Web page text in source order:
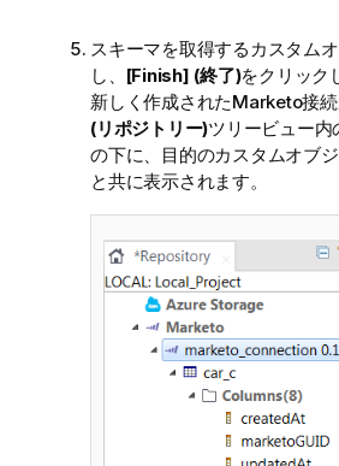
スキーマを取得するカスタム
し、 [Finish] (終了)をクリック
新しく作成されたMarketo接続
(リポジトリー)ツリービュー内
の下に、目的のカスタムオブ
と共に表示されます。